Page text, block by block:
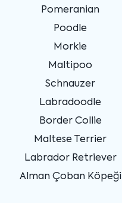
Pomeranian
Poodle
Morkie
Maltipoo
Schnauzer
Labradoodle
Border Collie
Maltese Terrier
Labrador Retriever
Alman Çoban Köpeği